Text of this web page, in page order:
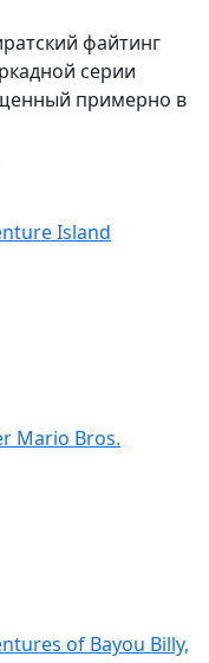
файтинг
серии
примерно в
Island
Mario Bros.
of Bayou Billy,